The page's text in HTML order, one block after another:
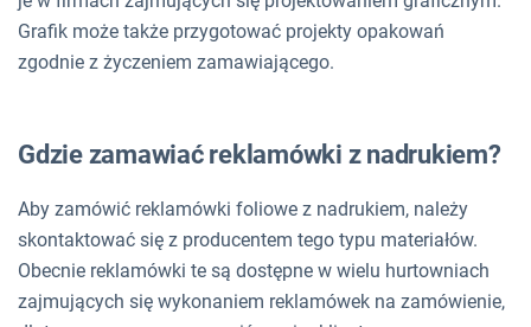
Grafik może także przygotować projekty opakowań
zgodnie z życzeniem zamawiającego.
Gdzie zamawiać reklamówki z nadrukiem?
Aby zamówić reklamówki foliowe z nadrukiem, należy
skontaktować się z producentem tego typu materiałów.
Obecnie reklamówki te są dostępne w wielu hurtowniach
zajmujących się wykonaniem reklamówek na zamówienie,